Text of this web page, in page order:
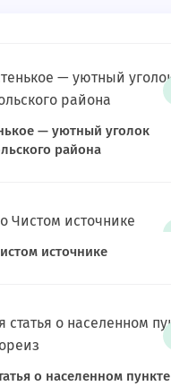
— уютный уголок
района
источнике
о населенном пункте